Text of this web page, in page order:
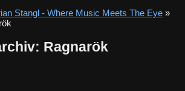
Stangl - Where Music Meets The Eye »
Ragnarök